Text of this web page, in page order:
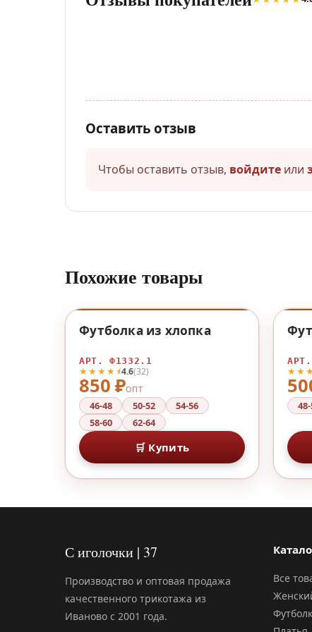
Оставить отзыв
Чтобы оставить отзыв, войдите или
Похожие товары
850 ₽ОПТ
★★★★⯨4.6(32)
Футболка из хлопка
АРТ. Ф1332.1
46-48 50-52
54-56
58-60
62-64
🛒 Купить
С иголочки | 37
Производство и оптовая продажа
качественного трикотажа из
Иваново с 2001 года.
Все